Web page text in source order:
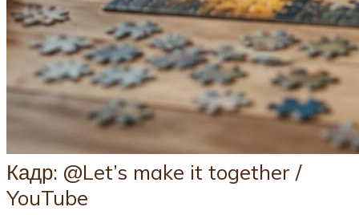
Кадр: @Let’s make it together /
YouTube